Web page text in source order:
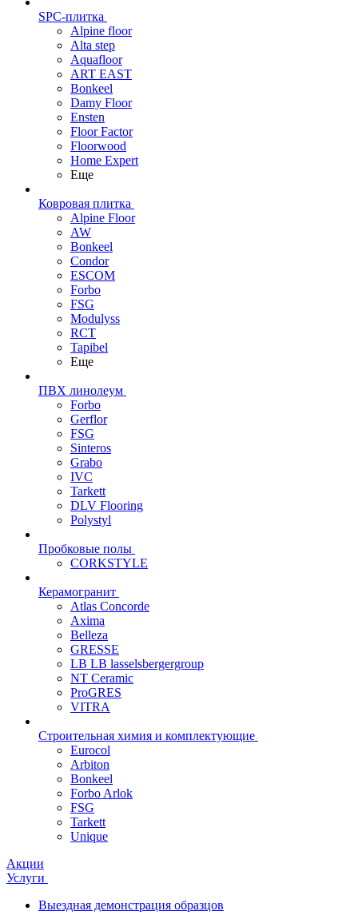
SPC-плитка
Alpine floor
Alta step
Aquafloor
ART EAST
Bonkeel
Damy Floor
Ensten
Floor Factor
Floorwood
Home Expert
Еще
Ковровая плитка
Alpine Floor
AW
Bonkeel
Condor
ESCOM
Forbo
FSG
Modulyss
RCT
Tapibel
Еще
ПВХ линолеум
Forbo
Gerflor
FSG
Sinteros
Grabo
IVC
Tarkett
DLV Flooring
Polystyl
Пробковые полы
CORKSTYLE
Керамогранит
Atlas Concorde
Axima
Belleza
GRESSE
LB LB lasselsbergergroup
NT Ceramic
ProGRES
VITRA
Строительная химия и комплектующие
Eurocol
Arbiton
Bonkeel
Forbo Arlok
FSG
Tarkett
Unique
Акции
Услуги
Выездная демонстрация образцов